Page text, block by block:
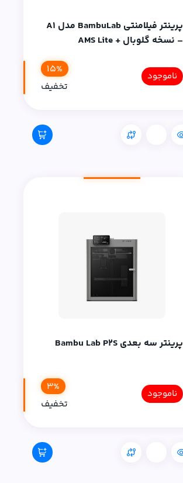
پرینتر فیلامنتی BambuLab مدل A1
– نسخه گلوبال + AMS Lite
ناموجود
15%
تخفیف
پرینتر سه بعدی Bambu Lab P2S
ناموجود
3%
تخفیف